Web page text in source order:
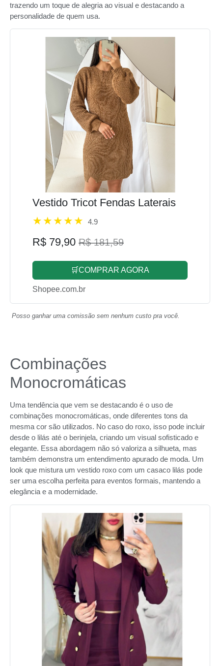
trazendo um toque de alegria ao visual e destacando a
personalidade de quem usa.
Vestido Tricot Fendas Laterais
4.9
R$ 79,90 R$ 181,59
🛒COMPRAR AGORA
Shopee.com.br
Posso ganhar uma comissão sem nenhum custo pra você.
Combinações
Monocromáticas
Uma tendência que vem se destacando é o uso de
combinações monocromáticas, onde diferentes tons da
mesma cor são utilizados. No caso do roxo, isso pode incluir
desde o lilás até o berinjela, criando um visual sofisticado e
elegante. Essa abordagem não só valoriza a silhueta, mas
também demonstra um entendimento apurado de moda. Um
look que mistura um vestido roxo com um casaco lilás pode
ser uma escolha perfeita para eventos formais, mantendo a
elegância e a modernidade.